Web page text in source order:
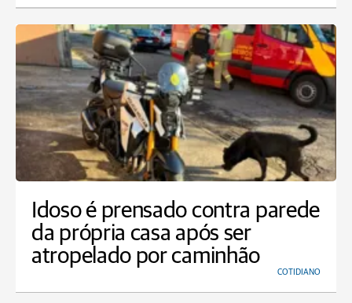
Idoso é prensado contra parede
da própria casa após ser
atropelado por caminhão
COTIDIANO